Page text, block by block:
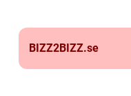
BIZZ2BIZZ.se